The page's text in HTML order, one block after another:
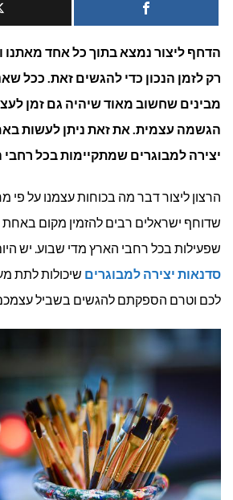
הדחף ליצור נמצא בתוך כל אחד מאתנו
רק לזמן הנכון כדי להגשים זאת. ככל
מבינים שחשוב מאוד שיהיה גם זמן
הגשמה עצמית. את זאת ניתן לעשות
יצירה למבוגרים שמתקיימות בכל
הרצון ליצור דבר מה בכוחות עצמנו על
שדוחף ישראלים רבים להזמין מקום
שפעילות בכל רחבי הארץ מדי שבוע. יש
סדנאות יצירה למבוגרים שיכולות לתת
לכם וטרם הספקתם להגשים בשביל